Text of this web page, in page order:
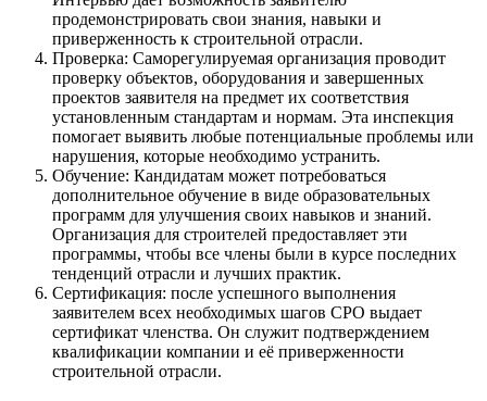
продемонстрировать свои знания, навыки и
приверженность к строительной отрасли.
Проверка: Саморегулируемая организация проводит
проверку объектов, оборудования и завершенных
проектов заявителя на предмет их соответствия
установленным стандартам и нормам. Эта инспекция
помогает выявить любые потенциальные проблемы или
нарушения, которые необходимо устранить.
Обучение: Кандидатам может потребоваться
дополнительное обучение в виде образовательных
программ для улучшения своих навыков и знаний.
Организация для строителей предоставляет эти
программы, чтобы все члены были в курсе последних
тенденций отрасли и лучших практик.
Сертификация: после успешного выполнения
заявителем всех необходимых шагов СРО выдает
сертификат членства. Он служит подтверждением
квалификации компании и её приверженности
строительной отрасли.